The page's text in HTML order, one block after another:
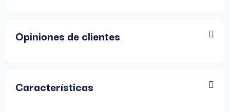
Opiniones de clientes
Características